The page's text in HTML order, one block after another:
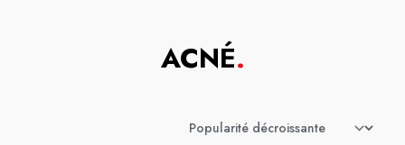
ACNÉ.